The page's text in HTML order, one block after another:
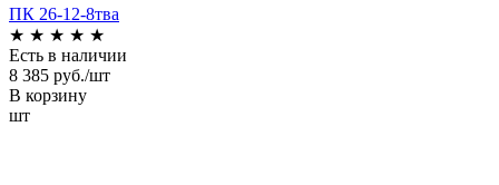
ПК 26-12-8тва
★ ★ ★ ★ ★
Есть в наличии
8 385 руб./шт
В корзину
шт